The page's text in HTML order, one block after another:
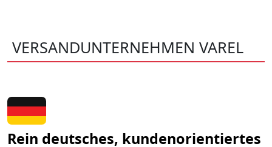
VERSANDUNTERNEHMEN VAREL
Rein deutsches, kundenorientiertes